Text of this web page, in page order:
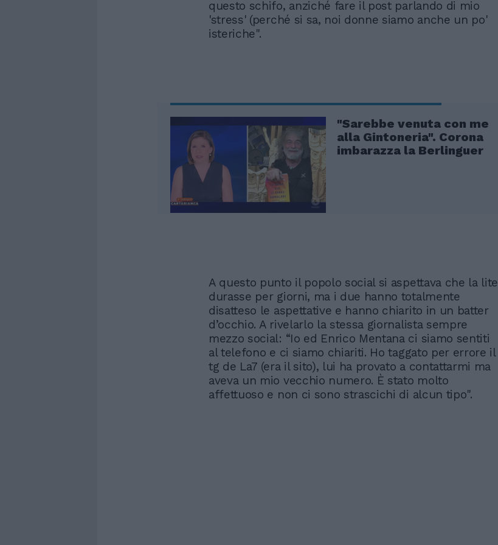
questo schifo, anziché fare il post parlando di mio
'stress' (perché si sa, noi donne siamo anche un po'
isteriche".
"Sarebbe venuta con me
alla Gintoneria". Corona
imbarazza la Berlinguer
A questo punto il popolo social si aspettava che la lite
durasse per giorni, ma i due hanno totalmente
disatteso le aspettative e hanno chiarito in un batter
d’occhio. A rivelarlo la stessa giornalista sempre
mezzo social: “Io ed Enrico Mentana ci siamo sentiti
al telefono e ci siamo chiariti. Ho taggato per errore il
tg de La7 (era il sito), lui ha provato a contattarmi ma
aveva un mio vecchio numero. È stato molto
affettuoso e non ci sono strascichi di alcun tipo".